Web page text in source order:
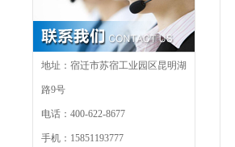
地址：宿迁市苏宿工业园区昆明湖
路9号
电话：400-622-8677
手机：15851193777